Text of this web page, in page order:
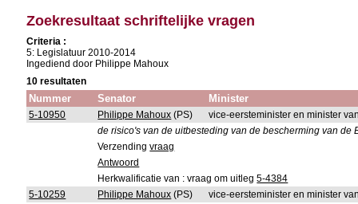
Zoekresultaat schriftelijke vragen
Criteria :
5: Legislatuur 2010-2014
Ingediend door Philippe Mahoux
10 resultaten
Nummer Senator Minister
5-10950 Philippe Mahoux (PS)
vice-eersteminister en minister
de risico's van de uitbesteding van de bescherming van
Verzendingvraag
Antwoord
Herkwalificatie van : vraag om uitleg5-4384
5-10259
Philippe Mahoux (PS)
vice-eersteminister en minister